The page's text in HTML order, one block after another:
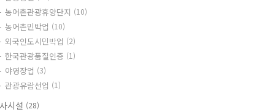
농어촌관광휴양단지 (10)
농어촌민박업 (10)
외국인도시민박업 (2)
한국관광품질인증 (1)
야영장업 (3)
관광유람선업 (1)
시설 (28)